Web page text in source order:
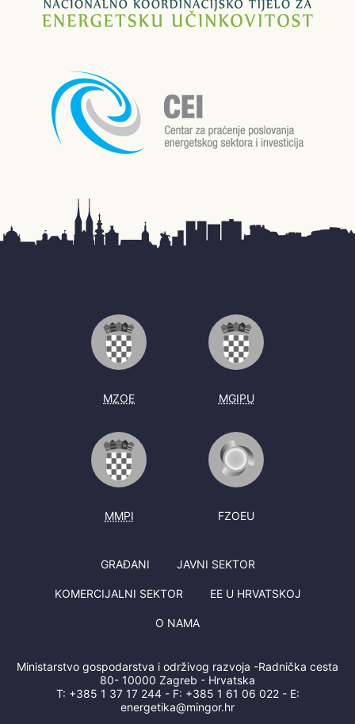
MZOE MGIPU
MMPI FZOEU
GRAĐANI JAVNI SEKTOR
KOMERCIJALNI SEKTOR EE U HRVATSKOJ
O NAMA
Ministarstvo gospodarstva i održivog razvoja -Radnička cesta
80- 10000 Zagreb - Hrvatska
T: +385 1 37 17 244- F: +385 1 61 06 022- E:
energetika@mingor.hr